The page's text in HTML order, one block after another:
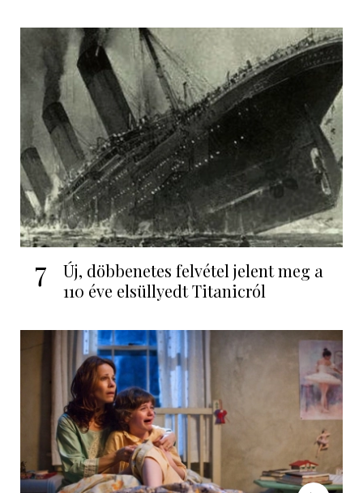
7
Új, döbbenetes felvétel jelent meg a
110 éve elsüllyedt Titanicról